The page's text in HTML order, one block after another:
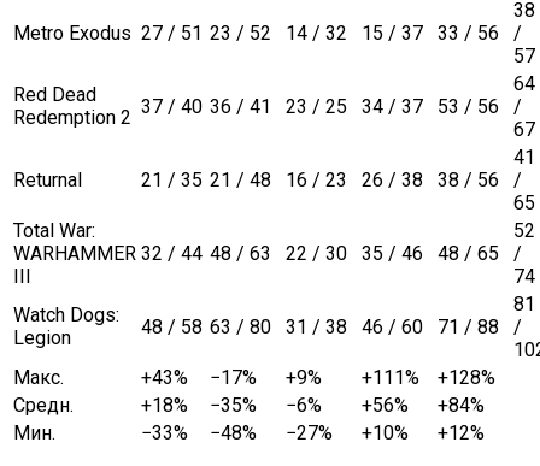
Metro Exodus 27 / 51 23 / 52 14 / 32 15 / 37 33 / 56
38
/
57
Red Dead
Redemption 2 37 / 40 36 / 41 23 / 25 34 / 37 53 / 56
64
/
67
Returnal 21 / 35 21 / 48 16 / 23 26 / 38 38 / 56
41
/
65
Total War:
WARHAMMER 32 / 44 48 / 63 22 / 30 35 / 46 48 / 65
52
/
74
Watch Dogs:
Legion
48 / 58 63 / 80 31 / 38 46 / 60 71 / 88
81
/
Макс.
+43% −17% +9% +111%
+128%
Средн.
+18% −35% −6% +56%
+84%
Мин.
−33% −48% −27% +10%
+12%